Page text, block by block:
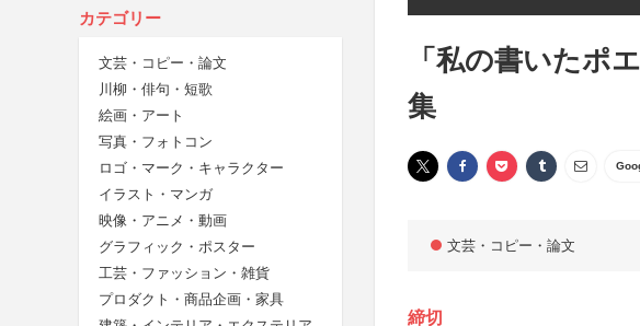
カテゴリー
文芸・コピー・論文
川柳・俳句・短歌
絵画・アート
写真・フォトコン
ロゴ・マーク・キャラクター
イラスト・マンガ
映像・アニメ・動画
グラフィック・ポスター
工芸・ファッション・雑貨
プロダクト・商品企画・家具
「私の書いた
集
文芸・コピー・論文
締切